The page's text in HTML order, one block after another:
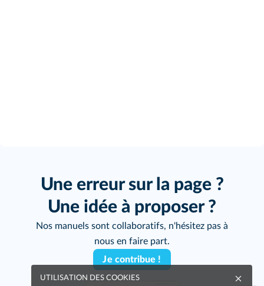
Une erreur sur la page ?
Une idée à proposer ?
Nos manuels sont collaboratifs, n'hésitez pas à
nous en faire part.
Je contribue !
UTILISATION DES COOKIES